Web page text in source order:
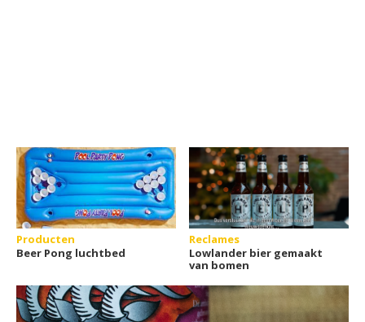
Producten
Beer Pong luchtbed
Reclames
Lowlander bier gemaakt
van bomen